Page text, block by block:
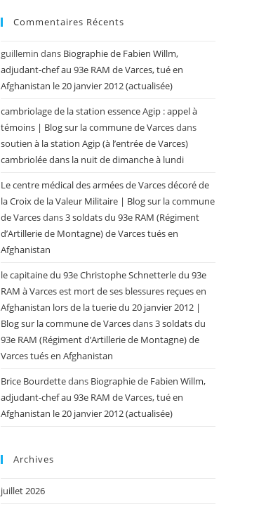
Commentaires Récents
guillemin dans Biographie de Fabien Willm,
adjudant-chef au 93e RAM de Varces, tué en
Afghanistan le 20 janvier 2012 (actualisée)
cambriolage de la station essence Agip : appel à
témoins | Blog sur la commune de Varcesdans
soutien à la station Agip (à l’entrée de Varces)
cambriolée dans la nuit de dimanche à lundi
Le centre médical des armées de Varces décoré de
la Croix de la Valeur Militaire | Blog sur la commune
de Varcesdans3 soldats du 93e RAM (Régiment
d’Artillerie de Montagne) de Varces tués en
Afghanistan
le capitaine du 93e Christophe Schnetterle du 93e
RAM à Varces est mort de ses blessures reçues en
Afghanistan lors de la tuerie du 20 janvier 2012 |
Blog sur la commune de Varcesdans3 soldats du
93e RAM (Régiment d’Artillerie de Montagne) de
Varces tués en Afghanistan
Brice Bourdettedans Biographie de Fabien Willm,
adjudant-chef au 93e RAM de Varces, tué en
Afghanistan le 20 janvier 2012 (actualisée)
Archives
juillet 2026